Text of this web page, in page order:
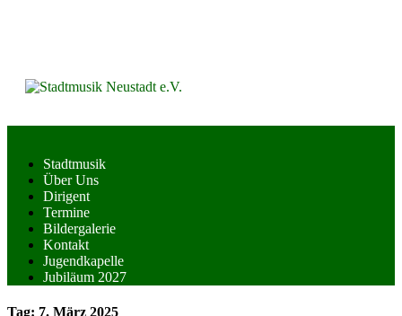
Stadtmusik
Über Uns
Dirigent
Termine
Bildergalerie
Kontakt
Jugendkapelle
Jubiläum 2027
Tag: 7. März 2025